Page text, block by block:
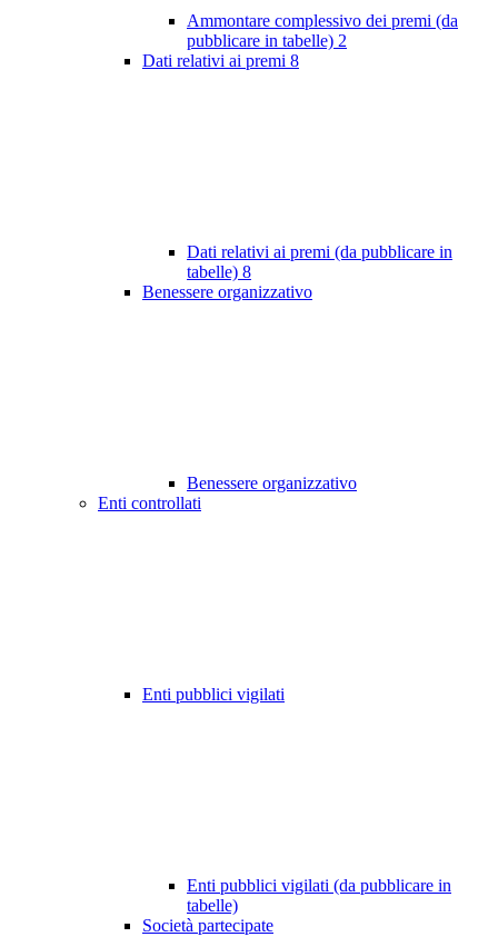
Ammontare complessivo dei premi (da
pubblicare in tabelle) 2
Dati relativi ai premi 8
Dati relativi ai premi (da pubblicare in
tabelle) 8
Benessere organizzativo
Benessere organizzativo
Enti controllati
Enti pubblici vigilati
Enti pubblici vigilati (da pubblicare in
tabelle)
Società partecipate